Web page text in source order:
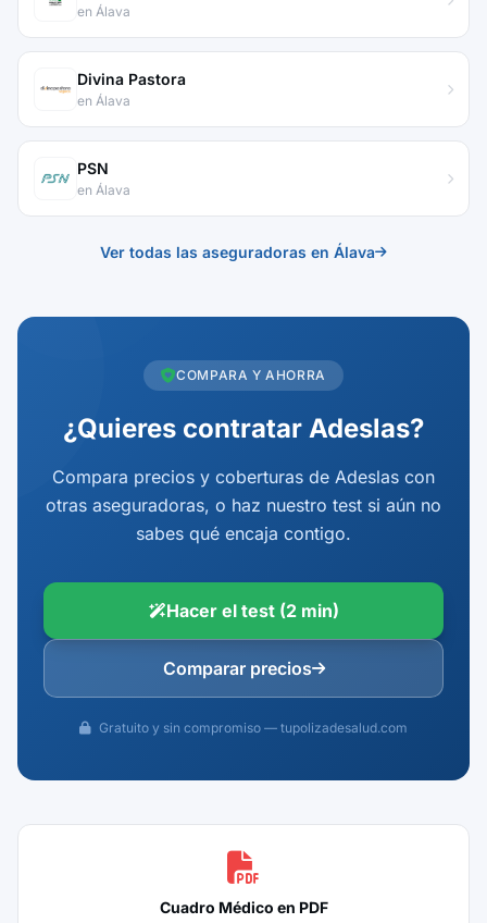
en Álava
Divina Pastora
en Álava
PSN
en Álava
Ver todas las aseguradoras en Álava
COMPARA Y AHORRA
¿Quieres contratar Adeslas?
Compara precios y coberturas de Adeslas con
otras aseguradoras, o haz nuestro test si aún no
sabes qué encaja contigo.
Hacer el test (2 min)
Comparar precios
Gratuito y sin compromiso — tupolizadesalud.com
Cuadro Médico en PDF